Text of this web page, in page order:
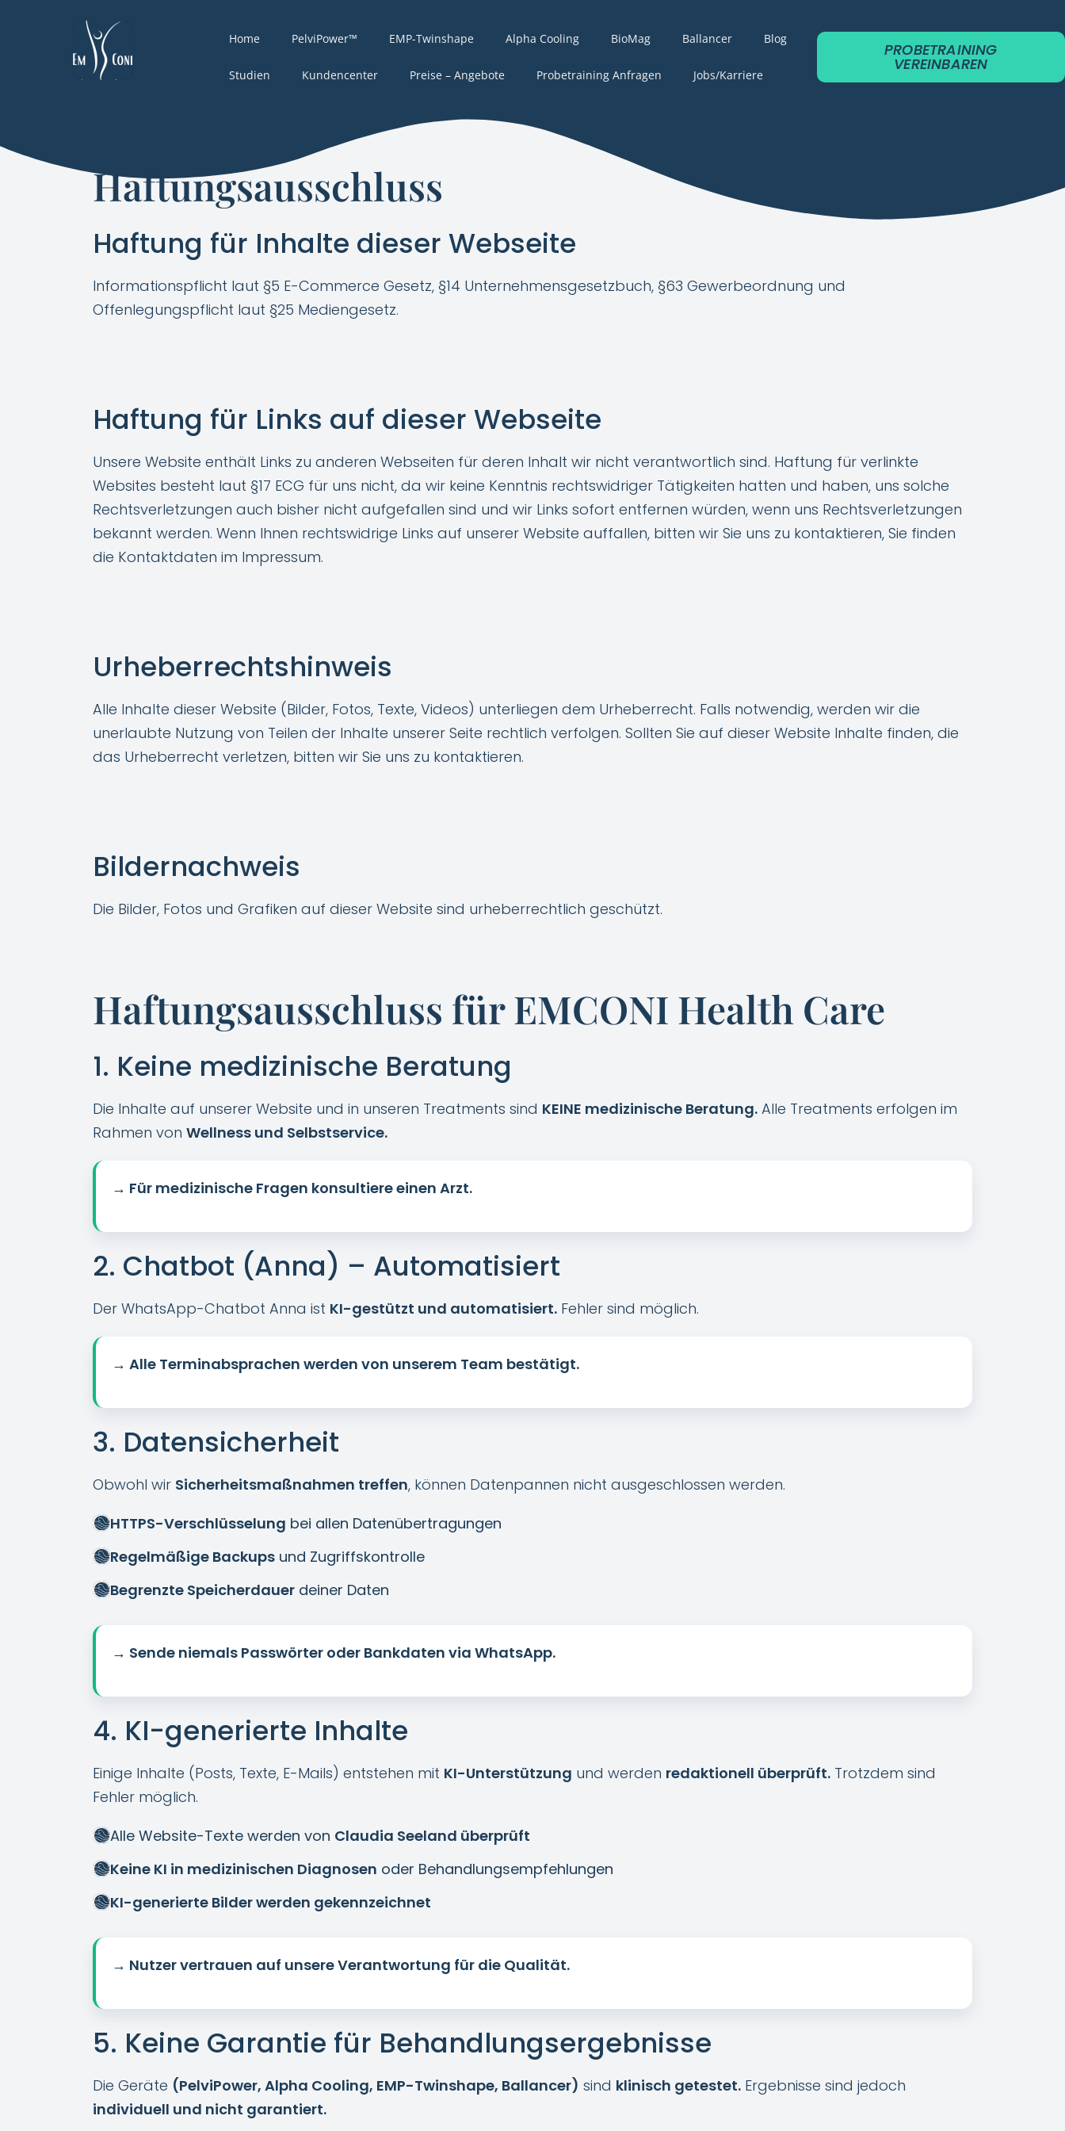
Home PelviPower™ EMP-Twinshape Alpha Cooling BioMag Ballancer Blog
Studien Kundencenter Preise – Angebote Probetraining Anfragen Jobs/Karriere
PROBETRAINING
VEREINBAREN
Haftungsausschluss
Haftung für Inhalte dieser Webseite
Informationspflicht laut §5 E-Commerce Gesetz, §14 Unternehmensgesetzbuch, §63 Gewerbeordnung und
Offenlegungspflicht laut §25 Mediengesetz.
Haftung für Links auf dieser Webseite
Unsere Website enthält Links zu anderen Webseiten für deren Inhalt wir nicht verantwortlich sind. Haftung für verlinkte
Websites besteht laut §17 ECG für uns nicht, da wir keine Kenntnis rechtswidriger Tätigkeiten hatten und haben, uns solche
Rechtsverletzungen auch bisher nicht aufgefallen sind und wir Links sofort entfernen würden, wenn uns Rechtsverletzungen
bekannt werden. Wenn Ihnen rechtswidrige Links auf unserer Website auffallen, bitten wir Sie uns zu kontaktieren, Sie finden
die Kontaktdaten im Impressum.
Urheberrechtshinweis
Alle Inhalte dieser Website (Bilder, Fotos, Texte, Videos) unterliegen dem Urheberrecht. Falls notwendig, werden wir die
unerlaubte Nutzung von Teilen der Inhalte unserer Seite rechtlich verfolgen. Sollten Sie auf dieser Website Inhalte finden, die
das Urheberrecht verletzen, bitten wir Sie uns zu kontaktieren.
Bildernachweis
Die Bilder, Fotos und Grafiken auf dieser Website sind urheberrechtlich geschützt.
Haftungsausschluss für EMCONI Health Care
1. Keine medizinische Beratung
Die Inhalte auf unserer Website und in unseren Treatments sind KEINE medizinische Beratung. Alle Treatments erfolgen im
Rahmen von Wellness und Selbstservice.
→ Für medizinische Fragen konsultiere einen Arzt.
2. Chatbot (Anna) – Automatisiert
Der WhatsApp-Chatbot Anna ist KI-gestützt und automatisiert. Fehler sind möglich.
→ Alle Terminabsprachen werden von unserem Team bestätigt.
3. Datensicherheit
Obwohl wir Sicherheitsmaßnahmen treffen, können Datenpannen nicht ausgeschlossen werden.
HTTPS-Verschlüsselung bei allen Datenübertragungen
Regelmäßige Backups und Zugriffskontrolle
Begrenzte Speicherdauer deiner Daten
→ Sende niemals Passwörter oder Bankdaten via WhatsApp.
4. KI-generierte Inhalte
Einige Inhalte (Posts, Texte, E-Mails) entstehen mit KI-Unterstützung und werden redaktionell überprüft. Trotzdem sind
Fehler möglich.
Alle Website-Texte werden von Claudia Seeland überprüft
Keine KI in medizinischen Diagnosen oder Behandlungsempfehlungen
KI-generierte Bilder werden gekennzeichnet
→ Nutzer vertrauen auf unsere Verantwortung für die Qualität.
5. Keine Garantie für Behandlungsergebnisse
Die Geräte (PelviPower, Alpha Cooling, EMP-Twinshape, Ballancer) sind klinisch getestet. Ergebnisse sind jedoch
individuell und nicht garantiert.